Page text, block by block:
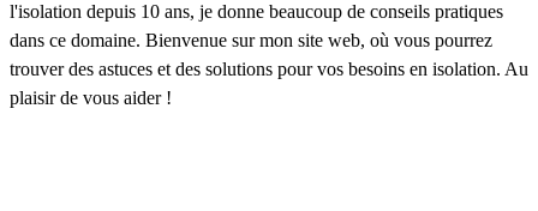
l'isolation depuis 10 ans, je donne beaucoup de conseils pratiques
dans ce domaine. Bienvenue sur mon site web, où vous pourrez
trouver des astuces et des solutions pour vos besoins en isolation. Au
plaisir de vous aider !